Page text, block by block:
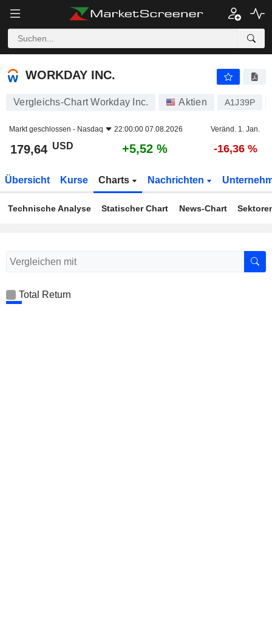
WORKDAY INC.
WORKDAY INC.
Vergleichs-Chart Workday Inc. Aktien A1J39P
Markt geschlossen - Nasdaq 22:00:00 07.08.2026 Veränd. 1. Jan.
179,64 USD +5,52 % -16,36 %
Übersicht Kurse Charts Nachrichten
Technische Analyse Statischer Chart News-Chart
Total Return